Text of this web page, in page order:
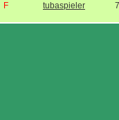
F tubaspieler